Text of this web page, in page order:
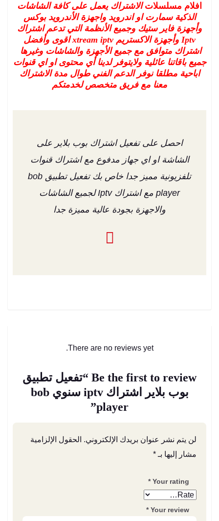
افلام مسلسلات الاشتراك يعمل على كافة الشاشات
الذكية سمارت او اندرويد واجهزة الأندرويد بوكس
وأجهزة فاير ستيك وجميع الأنظمة التي تدعم اشتراك
Iptv وأجهزة الاكستريم xtream iptv اقوى وأفضل
اشتراك متوافق مع جميع الأجهزة والشاشات وغيرها
جميع باقاتنا عائلية ولايتوفر لدينا أي محتوى او اي قنوات
اباحية مطلقا نوفر الدعم الفني طوال مدة الاشتراك
معنا مع فريق متخصص لخدمتكم
احصل على تفعيل اشتراك بوب بلاير على
الشاشة او اي جهاز مدفوع مع اشتراك قنوات
تلفزيونية مميز جدا خاص بك تفعيل تطبيق bob
player مع اشتراك Iptv لجميع الشاشات
والاجهزة بجودة عالية مميزة جدا
There are no reviews yet.
Be the first to review “تفعيل تطبيق
بوب بلاير اشتراك iptv سنوي bob
player”
لن يتم نشر عنوان بريدك الإلكتروني. الحقول الإلزامية
مشار إليها بـ *
Your rating
*
Your review
*